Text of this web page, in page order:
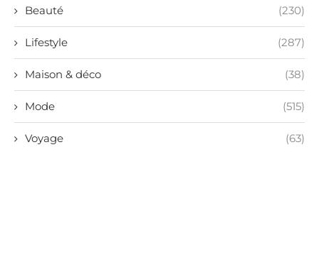
Beauté (230)
Lifestyle (287)
Maison & déco (38)
Mode (515)
Voyage (63)